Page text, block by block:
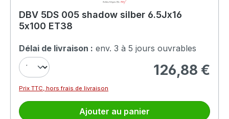
DBV 5DS 005 shadow silber 6.5Jx16
5x100 ET38
Délai de livraison : env. 3 à 5 jours ouvrables
Prix régulier :
126,88 €
Prix TTC, hors frais de livraison
Ajouter au panier